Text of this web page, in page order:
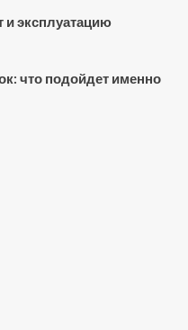
и эксплуатацию
что подойдет именно